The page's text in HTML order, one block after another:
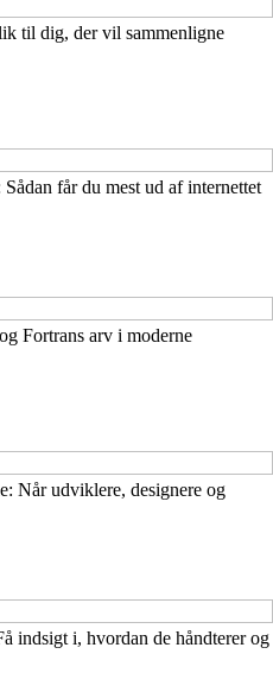
til dig, der vil sammenligne
får du mest ud af internettet
Fortrans arv i moderne
Når udviklere, designere og
indsigt i, hvordan de håndterer og